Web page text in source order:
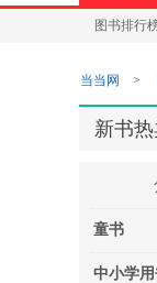
图书排行
页
当当网 >
新书
童书
中小学